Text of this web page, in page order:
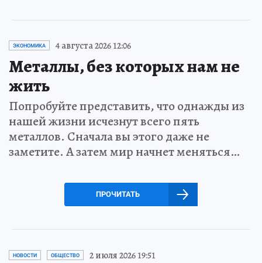
ЭКОНОМИКА 4 августа 2026 12:06
Металлы, без которых нам не
жить
Попробуйте представить, что однажды из
нашей жизни исчезнут всего пять
металлов. Сначала вы этого даже не
заметите. А затем мир начнет меняться…
ПРОЧИТАТЬ
НОВОСТИ ОБЩЕСТВО 2 июля 2026 19:51